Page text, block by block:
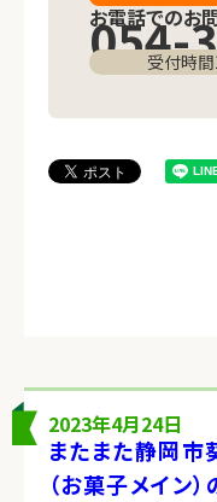
お電話でのお
054-
受付時
2023年4月24日
またまた静岡
（お菓子メイン